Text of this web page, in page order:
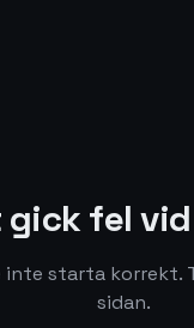
gick fel
inte starta korrekt.
sidan.